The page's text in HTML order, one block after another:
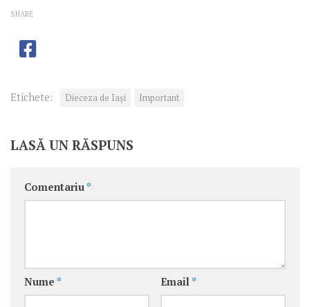
SHARE
Etichete: Dieceza de Iași Important
LASĂ UN RĂSPUNS
Comentariu *
Nume * Email *